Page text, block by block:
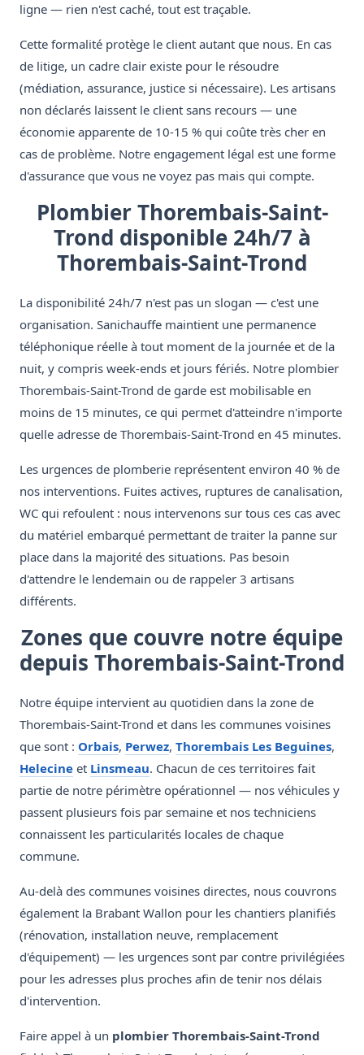
ligne — rien n'est caché, tout est traçable.
Cette formalité protège le client autant que nous. En cas
de litige, un cadre clair existe pour le résoudre
(médiation, assurance, justice si nécessaire). Les artisans
non déclarés laissent le client sans recours — une
économie apparente de 10-15 % qui coûte très cher en
cas de problème. Notre engagement légal est une forme
d'assurance que vous ne voyez pas mais qui compte.
Plombier Thorembais-Saint-
Trond disponible 24h/7 à
Thorembais-Saint-Trond
La disponibilité 24h/7 n'est pas un slogan — c'est une
organisation. Sanichauffe maintient une permanence
téléphonique réelle à tout moment de la journée et de la
nuit, y compris week-ends et jours fériés. Notre plombier
Thorembais-Saint-Trond de garde est mobilisable en
moins de 15 minutes, ce qui permet d'atteindre n'importe
quelle adresse de Thorembais-Saint-Trond en 45 minutes.
Les urgences de plomberie représentent environ 40 % de
nos interventions. Fuites actives, ruptures de canalisation,
WC qui refoulent : nous intervenons sur tous ces cas avec
du matériel embarqué permettant de traiter la panne sur
place dans la majorité des situations. Pas besoin
d'attendre le lendemain ou de rappeler 3 artisans
différents.
Zones que couvre notre équipe
depuis Thorembais-Saint-Trond
Notre équipe intervient au quotidien dans la zone de
Thorembais-Saint-Trond et dans les communes voisines
que sont : Orbais, Perwez, Thorembais Les Beguines,
Helecine et Linsmeau. Chacun de ces territoires fait
partie de notre périmètre opérationnel — nos véhicules y
passent plusieurs fois par semaine et nos techniciens
connaissent les particularités locales de chaque
commune.
Au-delà des communes voisines directes, nous couvrons
également la Brabant Wallon pour les chantiers planifiés
(rénovation, installation neuve, remplacement
d'équipement) — les urgences sont par contre privilégiées
pour les adresses plus proches afin de tenir nos délais
d'intervention.
Faire appel à un plombier Thorembais-Saint-Trond